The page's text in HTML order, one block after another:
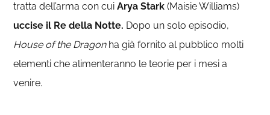
tratta dell’arma con cuiArya Stark (Maisie Williams)
uccise il Re della Notte. Dopo un solo episodio,
House of the Dragonha già fornito al pubblico molti
elementi che alimenteranno le teorie per i mesi a
venire.